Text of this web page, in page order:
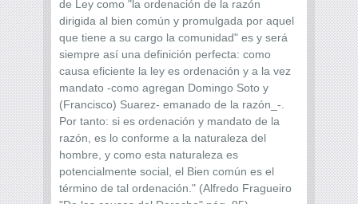
de Ley como "la ordenación de la razón
dirigida al bien común y promulgada por aquel
que tiene a su cargo la comunidad" es y será
siempre así una definición perfecta: como
causa eficiente la ley es ordenación y a la vez
mandato -como agregan Domingo Soto y
(Francisco) Suarez- emanado de la razón_-.
Por tanto: si es ordenación y mandato de la
razón, es lo conforme a la naturaleza del
hombre, y como esta naturaleza es
potencialmente social, el Bien común es el
término de tal ordenación." (Alfredo Fragueiro